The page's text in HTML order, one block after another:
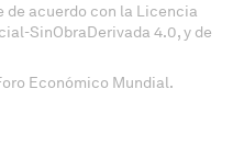
de acuerdo con la Licencia
SinObraDerivada 4.0, y de
Económico Mundial.